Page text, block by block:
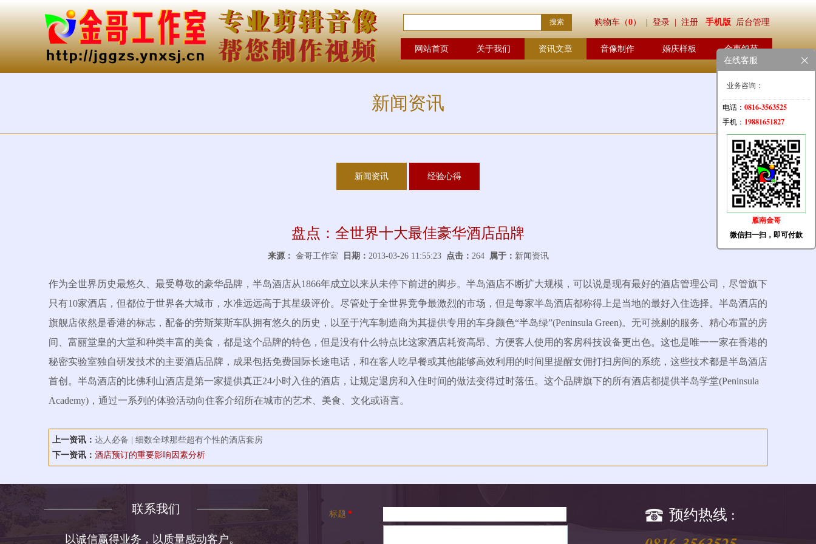
购物车（0） | 登录 | 注册 手机版 后台管理
网站首页 关于我们 资讯文章 音像制作 婚庆样板 金惠鸽苑
新闻资讯
新闻资讯 经验心得
盘点：全世界十大最佳豪华酒店品牌
来源： 金哥工作室 日期： 2013-03-26 11:55:23 点击： 264 属于： 新闻资讯
作为全世界历史最悠久、最受尊敬的豪华品牌，半岛酒店从1866年成立以来从未停下前进的脚步。半岛酒店不断扩大规模，可以说是现有最好的酒店管理公司，尽管旗下
只有10家酒店，但都位于世界各大城市，水准远远高于其星级评价。尽管处于全世界竞争最激烈的市场，但是每家半岛酒店都称得上是当地的最好入住选择。半岛酒店的
旗舰店依然是香港的标志，配备的劳斯莱斯车队拥有悠久的历史，以至于汽车制造商为其提供专用的车身颜色“半岛绿”(Peninsula Green)。无可挑剔的服务、精心布置的房
间、富丽堂皇的大堂和种类丰富的美食，都是这个品牌的特色，但是没有什么特点比这家酒店耗资高昂、方便客人使用的客房科技设备更出色。这也是唯一一家在香港的
秘密实验室独自研发技术的主要酒店品牌，成果包括免费国际长途电话，和在客人吃早餐或其他能够高效利用的时间里提醒女佣打扫房间的系统，这些技术都是半岛酒店
首创。半岛酒店的比佛利山酒店是第一家提供真正24小时入住的酒店，让规定退房和入住时间的做法变得过时落伍。这个品牌旗下的所有酒店都提供半岛学堂(Peninsula
Academy)，通过一系列的体验活动向住客介绍所在城市的艺术、美食、文化或语言。
上一资讯： 达人必备 | 细数全球那些超有个性的酒店套房
下一资讯： 酒店预订的重要影响因素分析
联系我们
以诚信赢得业务，以质量感动客户。
标题 * 预约热线 :
在线客服
业务咨询：
电话： 0816-3563525
手机： 19881651827
雁南金哥
微信扫一扫，即可付款